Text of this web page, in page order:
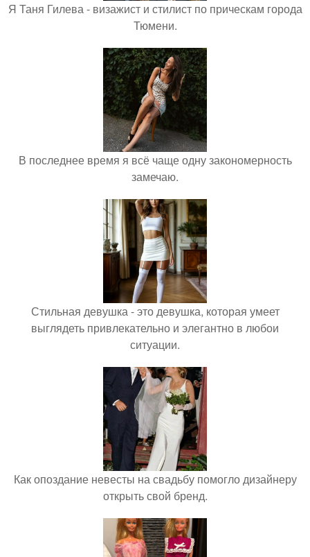
Я Таня Гилева - визажист и стилист по прическам города
Тюмени.
В последнее время я всё чаще одну закономерность
замечаю.
Стильная девушка - это девушка, которая умеет
выглядеть привлекательно и элегантно в любои
ситуации.
Как опоздание невесты на свадьбу помогло дизайнеру
открыть свой бренд.